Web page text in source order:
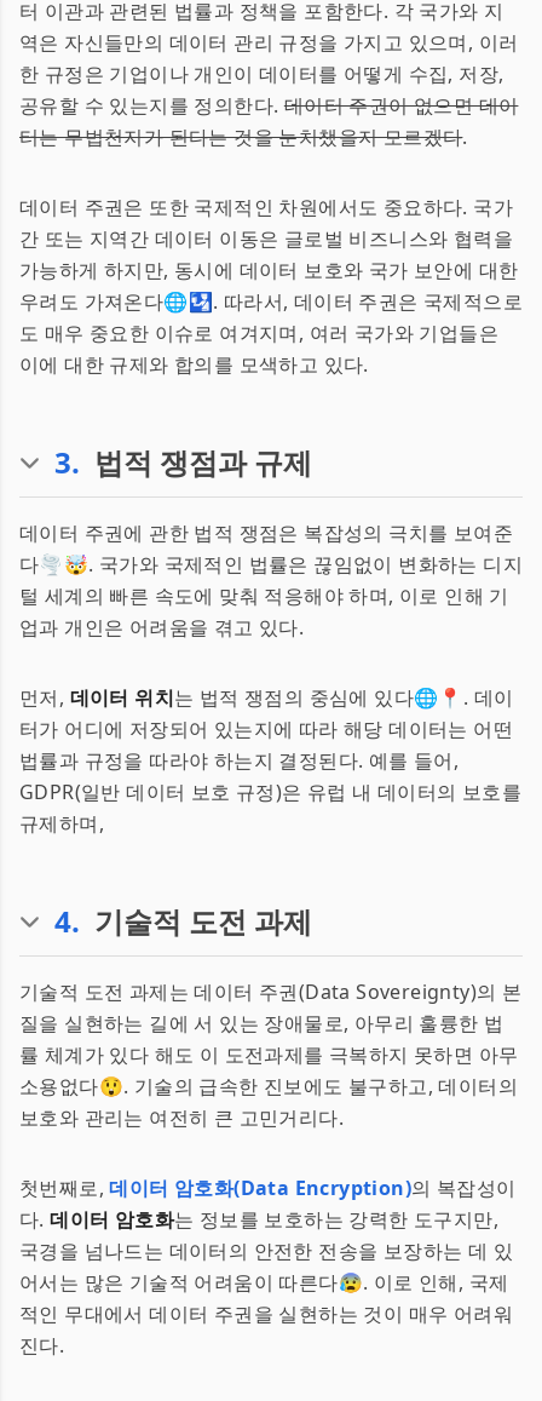
터 이관과 관련된 법률과 정책을 포함한다. 각 국가와 지
역은 자신들만의 데이터 관리 규정을 가지고 있으며, 이러
한 규정은 기업이나 개인이 데이터를 어떻게 수집, 저장,
공유할 수 있는지를 정의한다.데이터 주권이 없으면 데이
터는 무법천지가 된다는 것을 눈치챘을지 모르겠다.
데이터 주권은 또한 국제적인 차원에서도 중요하다. 국가
간 또는 지역간 데이터 이동은 글로벌 비즈니스와 협력을
가능하게 하지만, 동시에 데이터 보호와 국가 보안에 대한
우려도 가져온다🌐🛂. 따라서, 데이터 주권은 국제적으로
도 매우 중요한 이슈로 여겨지며, 여러 국가와 기업들은
이에 대한 규제와 합의를 모색하고 있다.
3. 법적 쟁점과 규제
데이터 주권에 관한 법적 쟁점은 복잡성의 극치를 보여준
다🌪️🤯. 국가와 국제적인 법률은 끊임없이 변화하는 디지
털 세계의 빠른 속도에 맞춰 적응해야 하며, 이로 인해 기
업과 개인은 어려움을 겪고 있다.
먼저, 데이터 위치는 법적 쟁점의 중심에 있다🌐📍. 데이
터가 어디에 저장되어 있는지에 따라 해당 데이터는 어떤
법률과 규정을 따라야 하는지 결정된다. 예를 들어,
GDPR(일반 데이터 보호 규정)은 유럽 내 데이터의 보호를
규제하며,
4. 기술적 도전 과제
기술적 도전 과제는 데이터 주권(Data Sovereignty)의 본
질을 실현하는 길에 서 있는 장애물로, 아무리 훌륭한 법
률 체계가 있다 해도 이 도전과제를 극복하지 못하면 아무
소용없다😲. 기술의 급속한 진보에도 불구하고, 데이터의
보호와 관리는 여전히 큰 고민거리다.
첫번째로,데이터 암호화(Data Encryption)의 복잡성이
다.데이터 암호화는 정보를 보호하는 강력한 도구지만,
국경을 넘나드는 데이터의 안전한 전송을 보장하는 데 있
어서는 많은 기술적 어려움이 따른다😰. 이로 인해, 국제
적인 무대에서 데이터 주권을 실현하는 것이 매우 어려워
진다.